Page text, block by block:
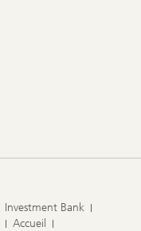
Investment Bank
Accueil